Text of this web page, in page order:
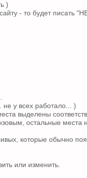
)
- то будет писать
у всех работало... )
выделены
остальные места
которые обычно
или изменить.